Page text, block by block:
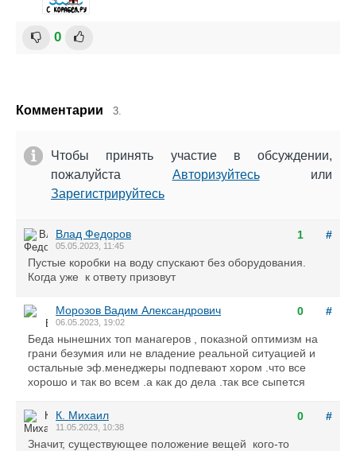
0
Комментарии 3.
Чтобы принять участие в обсуждении,
пожалуйста Авторизуйтесьили
Зарегистрируйтесь
1 #
Влад Федоров
05.05.2023, 11:45
Пустые коробки на воду спускают без оборудования.
Когда уже к ответу призовут
0 #
Морозов Вадим Александрович
06.05.2023, 19:02
Беда нынешних топ манагеров , показной оптимизм на
грани безумия или не владение реальной ситуацией и
остальные эф.менеджеры подпевают хором .что все
хорошо и так во всем .а как до дела .так все сыпется
0 #
К. Михаил
11.05.2023, 10:38
Значит, существующее положение вещей кого-то